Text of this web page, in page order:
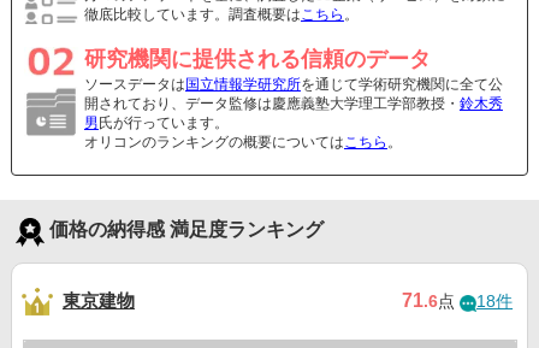
徹底比較しています。調査概要はこちら 。
研究機関に提供される信頼のデータ
ソースデータは 国立情報学研究所を通じて学術研究機関に全て公
開されており、データ監修は慶應義塾大学理工学部教授・ 鈴木秀
男 氏が行っています。
オリコンのランキングの概要についてはこちら 。
価格の納得感 満足度ランキング
東京建物 71.6点 18件